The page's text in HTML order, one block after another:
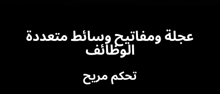
عجلة ومفاتيح وسائط متعددة
الوظائف
تحكم مريح